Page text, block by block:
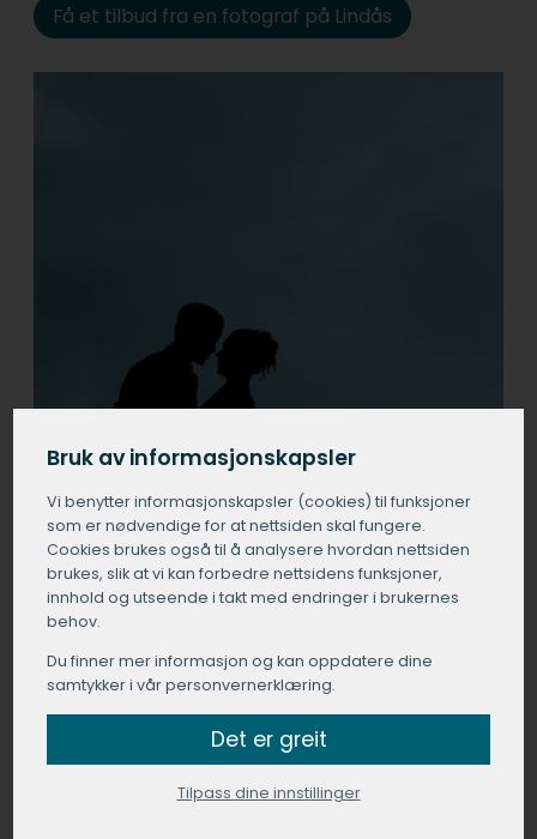
Få et tilbud fra en fotograf på Lindås
Bruk av informasjonskapsler
Vi benytter informasjons­kapsler (cookies) til funksjoner
som er nødvendige for at nettsiden skal fungere.
Cookies brukes også til å analysere hvordan nettsiden
brukes, slik at vi kan forbedre nettsidens funksjoner,
innhold og utseende i takt med endringer i brukernes
behov.
Du finner mer informasjon og kan oppdatere dine
samtykker i vår personvernerklæring.
Det er greit
Tilpass dine innstillinger